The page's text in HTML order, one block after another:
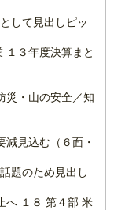
して見出しピッ
１３年度決算まと
災・山の安全／知
減見込む（６面・
題のため見出し
へ １８ 第４部 米